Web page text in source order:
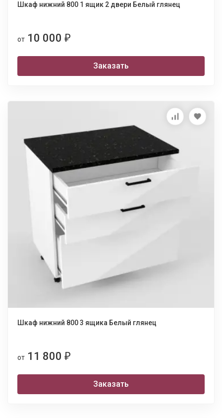
Шкаф нижний 800 1 ящик 2 двери Белый глянец
от 10 000 ₽
Заказать
Шкаф нижний 800 3 ящика Белый глянец
от 11 800 ₽
Заказать